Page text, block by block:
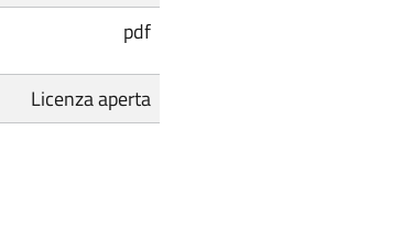
pdf
Licenza aperta